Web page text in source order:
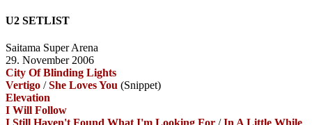
U2 SETLIST
Saitama Super Arena
29. November 2006
City Of Blinding Lights
Vertigo /She Loves You (Snippet)
Elevation
I Will Follow
I Still Haven't Found What I'm Looking For /In A Little While